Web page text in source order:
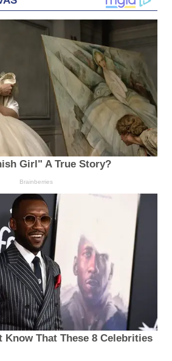
Girl" A True Story?
Brainberries
Know That These 8 Celebrities